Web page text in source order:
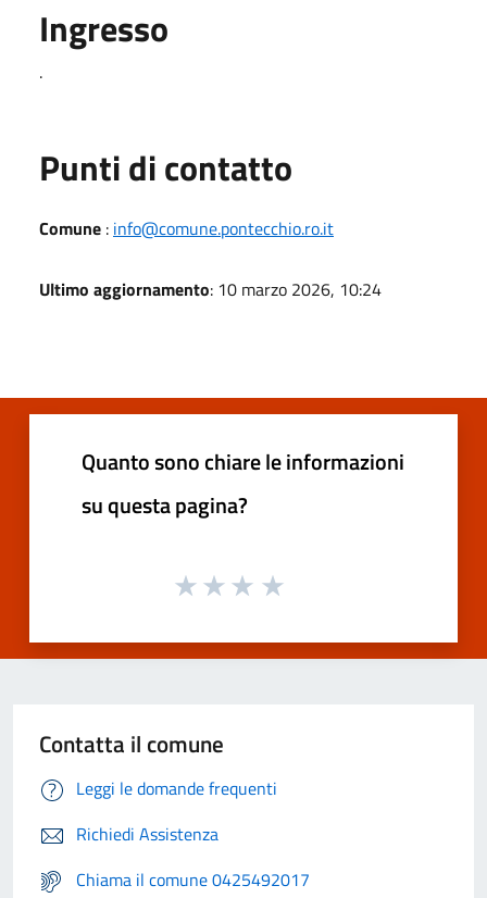
Ingresso
.
Punti di contatto
Comune : info@comune.pontecchio.ro.it
Ultimo aggiornamento: 10 marzo 2026, 10:24
Quanto sono chiare le informazioni
su questa pagina?
Contatta il comune
Leggi le domande frequenti
Richiedi Assistenza
Chiama il comune 0425492017